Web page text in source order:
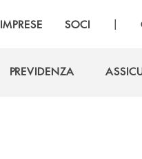
IMPRESE SOCI |
PREVIDENZA